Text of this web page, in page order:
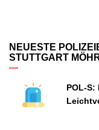
NEUESTE
STUTTGART
POL-S: